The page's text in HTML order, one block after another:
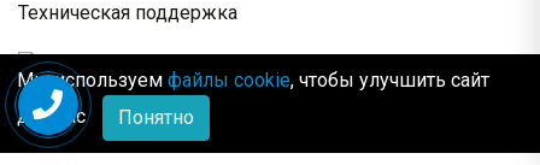
Техническая поддержка
Всегда в наличии
Комплектующие и расходные материалы
Мы используем файлы cookie, чтобы улучшить сайт
для Вас
Понятно